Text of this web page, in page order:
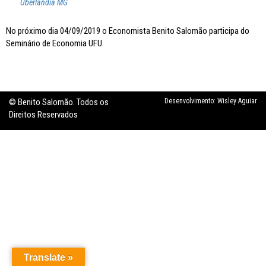
Inflação no dobro da meta
Uberlândia MG
No próximo dia 04/09/2019 o Economista Benito Salomão participa do
Seminário de Economia UFU.
© Benito Salomão. Todos os
Direitos Reservados
Desenvolvimento: Wisley Aguiar
Translate »